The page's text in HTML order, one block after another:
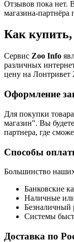
Отзывов пока нет.
магазина-партнёра
Как купить,
Сервис Zoo Info
различных
цену на Лонтривет
Оформление
Для покупки
магазин". Вы
партнера, где
Способы
Большинство
Банковские
Наличные
Безналичный
Системы
Доставка по